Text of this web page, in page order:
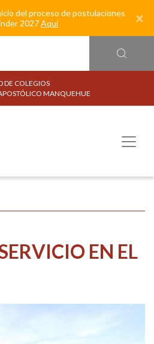
del proceso de postulaciones
2027Aquí ×
DE COLEGIOS
MANQUEHUE
EN EL